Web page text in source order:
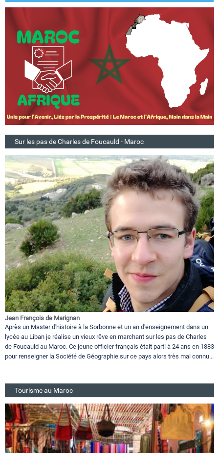
Sur les pas de Charles de Foucauld - Maroc
Jean François de Marignan
Après un Master d'histoire à la Sorbonne et un an d'enseignement dans un
lycée au Liban je réalise un vieux rêve en marchant sur les pas de Charles
de Foucauld au Maroc. Ce jeune officier français était parti à 24 ans en 1883
pour renseigner la Société de Géographie sur ce pays alors très mal connu...
Tourisme au Maroc